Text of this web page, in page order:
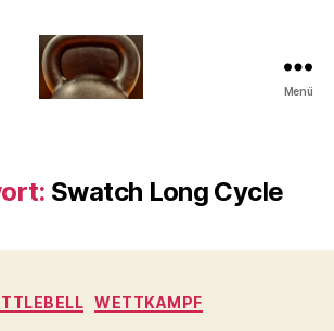
der
Kettlebell
Menü
Swatch Long Cycle
Kategorien
WETTKAMPF